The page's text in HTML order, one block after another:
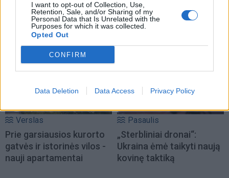
I want to opt-out of Collection, Use,
Retention, Sale, and/or Sharing of my
Personal Data that Is Unrelated with the
Purposes for which it was collected.
Opted Out
CONFIRM
Data Deletion Data Access Privacy Policy
NAUJI
Verslas
Prie garsiausios kurorto
gatvės ir istorinės vilos -
nauji apartamentai
Pasaulis
„Sterbliniai dronai“:
Ukraina ėmė taikyti naują
kovinę taktiką